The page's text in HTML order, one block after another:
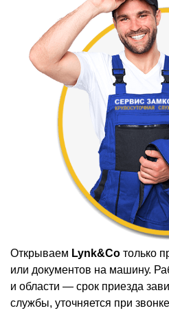
Открываем Lynk&Co только
или документов на машину.
и области — срок приезда
службы, уточняется при